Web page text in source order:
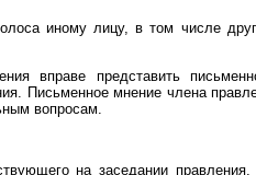
иному лицу, в том числе
вправе представить
Письменное мнение члена
вопросам.
на заседании